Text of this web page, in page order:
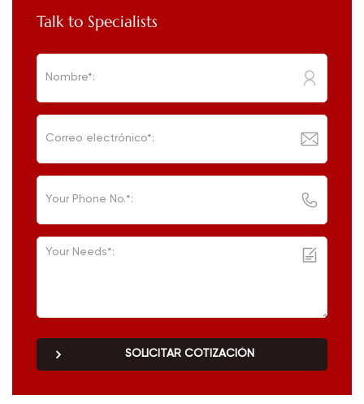
Talk to Specialists
SOLICITAR COTIZACIÓN